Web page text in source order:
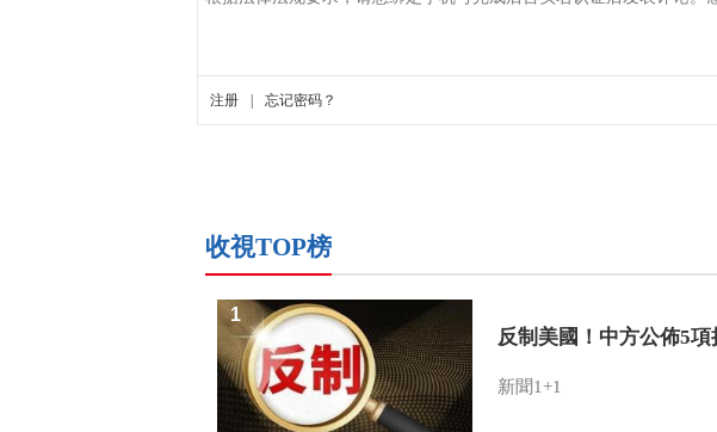
收視TOP榜
反制美國！中方公佈5項
新聞1+1
1